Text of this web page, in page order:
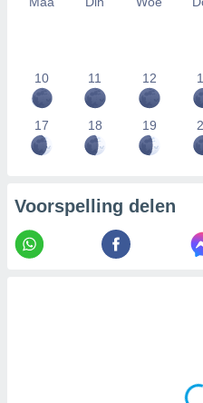
10 11 12
17 18 19
Voorspelling delen